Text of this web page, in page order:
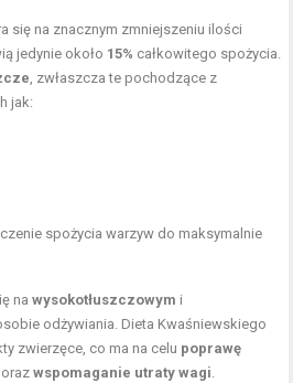
się na znacznym zmniejszeniu ilości
jedynie około 15% całkowitego spożycia.
, zwłaszcza te pochodzące z
jak:
spożycia warzyw do maksymalnie
nawysokotłuszczowym i
odżywiania. Dieta Kwaśniewskiego
zwierzęce, co ma na celu poprawę
orazwspomaganie utraty wagi.